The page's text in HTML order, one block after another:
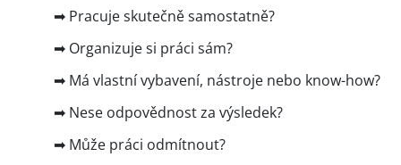
➡ Pracuje skutečně samostatně?
➡ Organizuje si práci sám?
➡ Má vlastní vybavení, nástroje nebo know-how?
➡ Nese odpovědnost za výsledek?
➡ Může práci odmítnout?